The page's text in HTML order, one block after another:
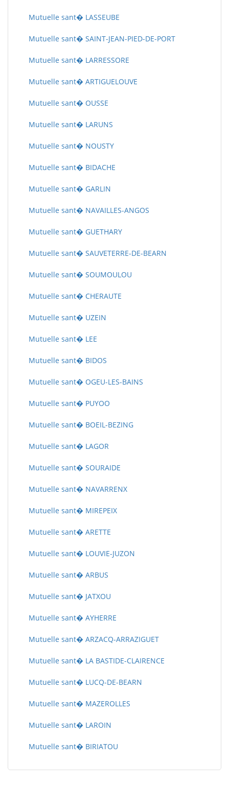
Mutuelle sant� LASSEUBE
Mutuelle sant� SAINT-JEAN-PIED-DE-PORT
Mutuelle sant� LARRESSORE
Mutuelle sant� ARTIGUELOUVE
Mutuelle sant� OUSSE
Mutuelle sant� LARUNS
Mutuelle sant� NOUSTY
Mutuelle sant� BIDACHE
Mutuelle sant� GARLIN
Mutuelle sant� NAVAILLES-ANGOS
Mutuelle sant� GUETHARY
Mutuelle sant� SAUVETERRE-DE-BEARN
Mutuelle sant� SOUMOULOU
Mutuelle sant� CHERAUTE
Mutuelle sant� UZEIN
Mutuelle sant� LEE
Mutuelle sant� BIDOS
Mutuelle sant� OGEU-LES-BAINS
Mutuelle sant� PUYOO
Mutuelle sant� BOEIL-BEZING
Mutuelle sant� LAGOR
Mutuelle sant� SOURAIDE
Mutuelle sant� NAVARRENX
Mutuelle sant� MIREPEIX
Mutuelle sant� ARETTE
Mutuelle sant� LOUVIE-JUZON
Mutuelle sant� ARBUS
Mutuelle sant� JATXOU
Mutuelle sant� AYHERRE
Mutuelle sant� ARZACQ-ARRAZIGUET
Mutuelle sant� LA BASTIDE-CLAIRENCE
Mutuelle sant� LUCQ-DE-BEARN
Mutuelle sant� MAZEROLLES
Mutuelle sant� LAROIN
Mutuelle sant� BIRIATOU